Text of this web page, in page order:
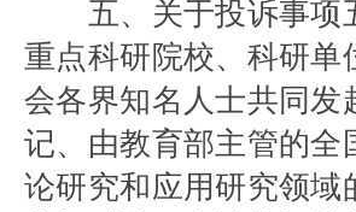
五、关于投诉事项
重点科研院校、科研
会各界知名人士共同
记、由教育部主管的
论研究和应用研究领